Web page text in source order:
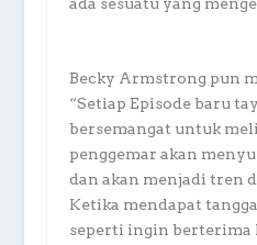
Becky Armstrong pun
“Setiap Episode baru
bersemangat untuk
penggemar akan
dan akan menjadi tren
Ketika mendapat
seperti ingin berterima